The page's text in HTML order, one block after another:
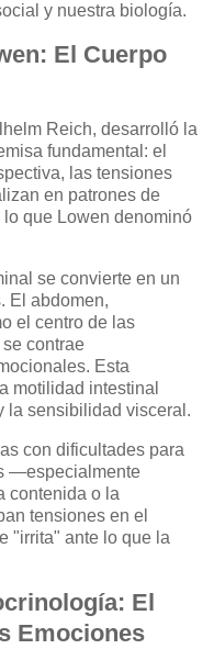
y nuestra biología.
El Cuerpo
Reich, desarrolló la
fundamental: el
las tensiones
en patrones de
que Lowen denominó
se convierte en un
El abdomen,
el centro de las
contrae
Esta
motilidad intestinal
la sensibilidad visceral.
con dificultades para
—especialmente
contenida o la
tensiones en el
"irrita" ante lo que la
El
Emociones